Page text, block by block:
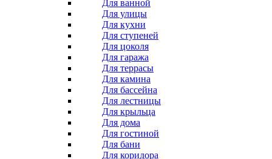
Для ванной
Для улицы
Для кухни
Для ступеней
Для цоколя
Для гаража
Для террасы
Для камина
Для бассейна
Для лестницы
Для крыльца
Для дома
Для гостиной
Для бани
Для коридора